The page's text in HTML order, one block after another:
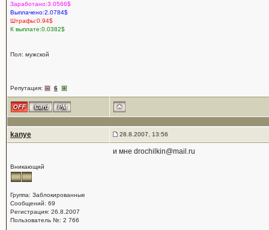
Заработано:3.0566$
Выплачено:2.0784$
Штрафы:0.94$
К выплате:0.0382$
Пол: мужской
Репутация: 6
kanye 28.8.2007, 13:56
Вникающий
Группа: Заблокированные
Сообщений: 69
Регистрация: 26.8.2007
Пользователь №: 2 766
и мне drochilkin@mail.ru